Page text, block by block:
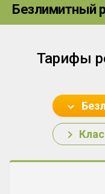
Безлимитный
Тарифы